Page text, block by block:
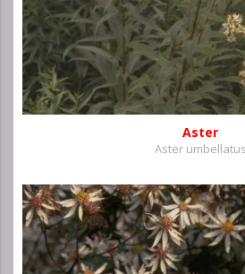
Aster
Aster umbellatus